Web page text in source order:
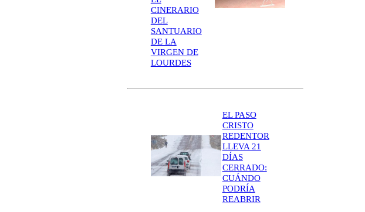
CINERARIO
DEL
SANTUARIO
DE LA
VIRGEN DE
LOURDES
EL PASO
CRISTO
REDENTOR
LLEVA 21
DÍAS
CERRADO:
CUÁNDO
PODRÍA
REABRIR